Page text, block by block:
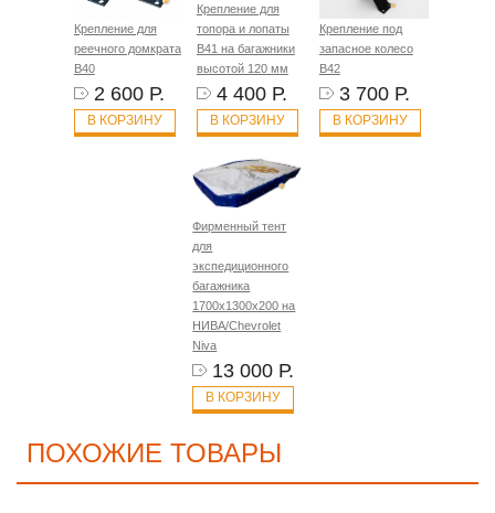
Крепление для
реечного домкрата
B40
2 600 Р.
В КОРЗИНУ
Крепление для
топора и лопаты
B41 на багажники
высотой 120 мм
4 400 Р.
В КОРЗИНУ
Крепление под
запасное колесо
B42
3 700 Р.
В КОРЗИНУ
Фирменный тент
для
экспедиционного
багажника
1700х1300х200 на
НИВА/Chevrolet
Niva
13 000 Р.
В КОРЗИНУ
ПОХОЖИЕ ТОВАРЫ